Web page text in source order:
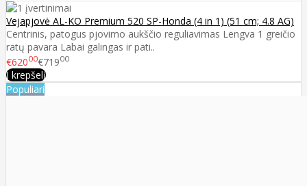
Vejapjovė AL-KO Premium 520 SP-Honda (4 in 1) (51 cm; 4.8 AG)
Centrinis, patogus pjovimo aukščio reguliavimas Lengva 1 greičio
ratų pavara Labai galingas ir pati..
€62000€71900
Į krepšelį
Populiari